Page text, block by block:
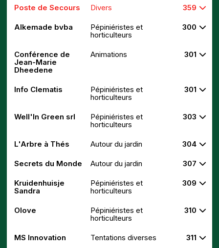
Poste de Secours Divers 359
Alkemade bvba
Pépiniéristes et
horticulteurs
300
Conférence de
Jean-Marie
Dheedene
Animations 301
Info Clematis
Pépiniéristes et
horticulteurs
301
Well'In Green srl
Pépiniéristes et
horticulteurs
303
L'Arbre à Thés Autour du jardin 304
Secrets du Monde Autour du jardin 307
Kruidenhuisje
Sandra
Pépiniéristes et
horticulteurs
309
Olove
Pépiniéristes et
horticulteurs
310
MS Innovation Tentations diverses 311